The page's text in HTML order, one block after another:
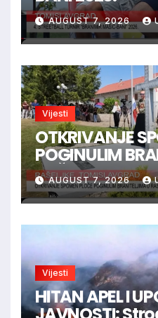
AUGUST 7, 2026
Vijesti
OTKRIVANJE
POGINULIM
RAŠELJKAMA
AUGUST 7, 2026
Vijesti
HITAN APEL I